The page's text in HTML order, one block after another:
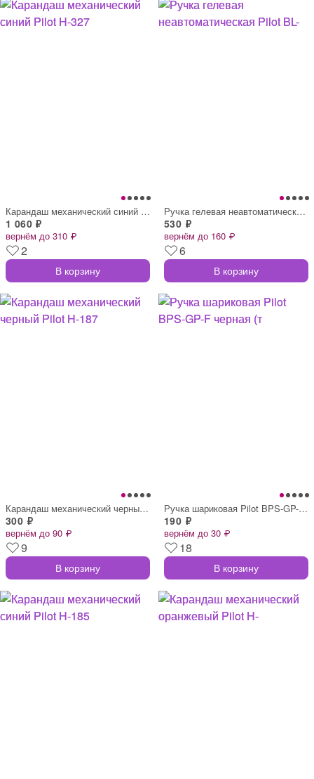
Карандаш механический синий Pilot H-327
1 060 ₽
вернём до 310 ₽
2
В корзину
Ручка гелевая неавтоматическая Pilot BL-
530 ₽
вернём до 160 ₽
6
В корзину
Карандаш механический черный Pilot H-187
300 ₽
вернём до 90 ₽
9
В корзину
Ручка шариковая Pilot BPS-GP-F черная (т
190 ₽
вернём до 30 ₽
18
В корзину